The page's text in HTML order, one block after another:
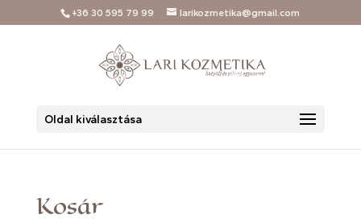
+36 30 595 79 99 larikozmetika@gmail.com
Oldal kiválasztása
Kosár